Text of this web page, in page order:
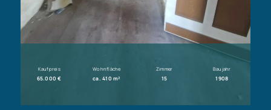
Kaufpreis
65.000 €
Wohnfläche
ca. 410 m²
Zimmer
15
Baujahr
1908